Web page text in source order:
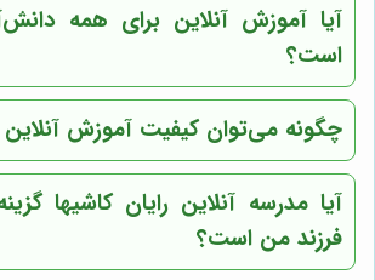
آیا آموزش آنلاین برای همه
است؟
چگونه می‌توان کیفیت آموزش آنلاین
آیامدرسه آنلاین رایان کاشیها
فرزند من است؟